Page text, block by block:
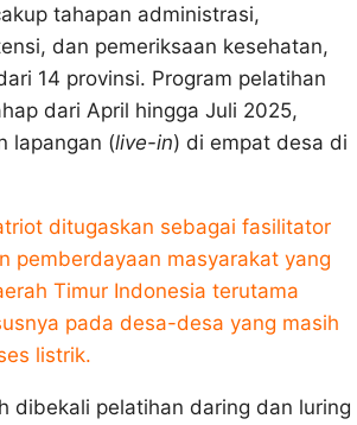
tahapan administrasi,
dan pemeriksaan kesehatan,
14 provinsi. Program pelatihan
dari April hingga Juli 2025,
lapangan (live-in) di empat desa di
ditugaskan sebagai fasilitator
pemberdayaan masyarakat yang
Timur Indonesia terutama
pada desa-desa yang masih
listrik.
dibekali pelatihan daring dan luring